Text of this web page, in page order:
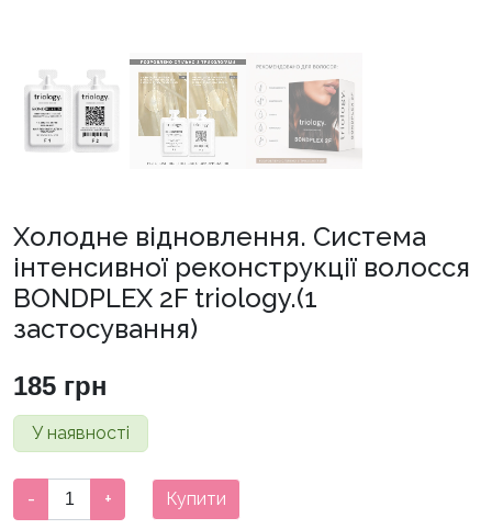
Холодне відновлення. Система
інтенсивної реконструкції волосся
BONDPLEX 2F triology.(1
застосування)
185 грн
У наявності
Холодне
відновлення.
- + Купити